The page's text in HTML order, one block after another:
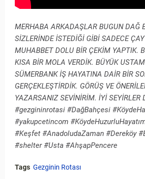
MERHABA ARKADAŞLAR BUGUN DAĞ
SİZLERİNDE İSTEDİĞİ GİBİ SADECE
MUHABBET DOLU BİR ÇEKİM YAPTIK.
KISA BİR MOLA VERDİK. BÜYÜK
SÜMERBANK İŞ HAYATINA DAİR BİR
GERÇEKLEŞTİRDİK. GÖRÜŞ VE
YAZARSANIZ SEVİNİRİM. İYİ SEYİRLER
#gezgininrotasi #DağBahçesi
#yakupcetincom
#Keşfet #AnadoludaZaman #Dereköy
#shelter #Usta #AhşapPencere
Tags Gezginin Rotası